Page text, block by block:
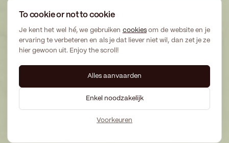
To cookie or not to cookie
Je kent het wel hé, we gebruiken cookiesom de website en je
ervaring te verbeteren en als je dat liever niet wil, dan zet je ze
hier gewoon uit. Enjoy the scroll!
Alles aanvaarden
Enkel noodzakelijk
Voorkeuren